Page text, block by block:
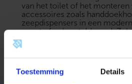
Toestemming Details
van het toilet of het monteren
accessoires zoals
zeepdispensers in een
zwart of geborsteld goud.
comfort belangrijk is, kiezen
daarnaast voor stijlvolle
opbouwproducten gaat, kunt